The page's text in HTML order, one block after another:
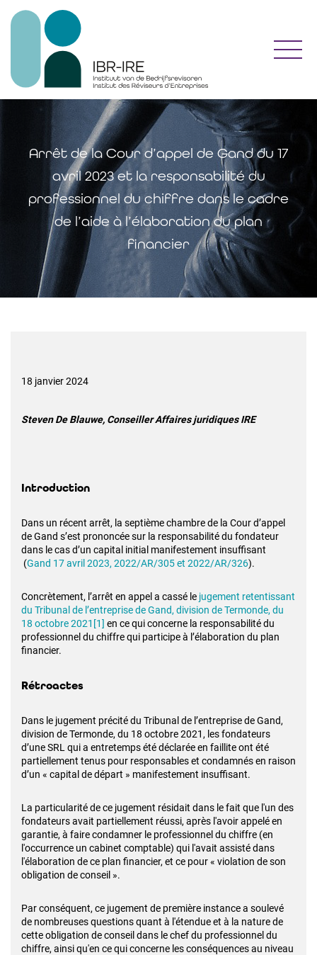
Arrêt de la Cour d’appel de Gand du 17
avril 2023 et la responsabilité du
professionnel du chiffre dans le cadre
de l’aide à l’élaboration du plan
financier
18 janvier 2024
Steven De Blauwe, Conseiller Affaires juridiques IRE
Introduction
Dans un récent arrêt, la septième chambre de la Cour d’appel
de Gand s’est prononcée sur la responsabilité du fondateur
dans le cas d’un capital initial manifestement insuffisant
(Gand 17 avril 2023, 2022/AR/305 et 2022/AR/326).
Concrètement, l’arrêt en appel a cassé le jugement retentissant
du Tribunal de l’entreprise de Gand, division de Termonde, du
18 octobre 2021 [1] en ce qui concerne la responsabilité du
professionnel du chiffre qui participe à l’élaboration du plan
financier.
Rétroactes
Dans le jugement précité du Tribunal de l’entreprise de Gand,
division de Termonde, du 18 octobre 2021, les fondateurs
d’une SRL qui a entretemps été déclarée en faillite ont été
partiellement tenus pour responsables et condamnés en raison
d’un « capital de départ » manifestement insuffisant.
La particularité de ce jugement résidait dans le fait que l'un des
fondateurs avait partiellement réussi, après l'avoir appelé en
garantie, à faire condamner le professionnel du chiffre (en
l'occurrence un cabinet comptable) qui l'avait assisté dans
l'élaboration de ce plan financier, et ce pour « violation de son
obligation de conseil ».
Par conséquent, ce jugement de première instance a soulevé
de nombreuses questions quant à l'étendue et à la nature de
cette obligation de conseil dans le chef du professionnel du
chiffre, ainsi qu'en ce qui concerne les conséquences au niveau